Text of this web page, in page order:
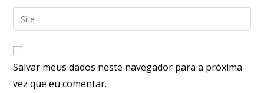
Salvar meus dados neste navegador para a próxima
vez que eu comentar.